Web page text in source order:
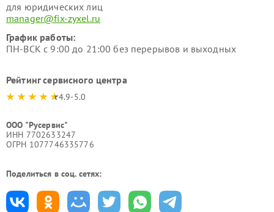
для юридических лиц
manager@fix-zyxel.ru
График работы:
ПН-ВСК с 9:00 до 21:00 без перерывов и выходных
Рейтинг сервисного центра
4.9-5.0
ООО "Русервис"
ИНН 7702633247
ОГРН 1077746335776
Поделиться в соц. сетях: